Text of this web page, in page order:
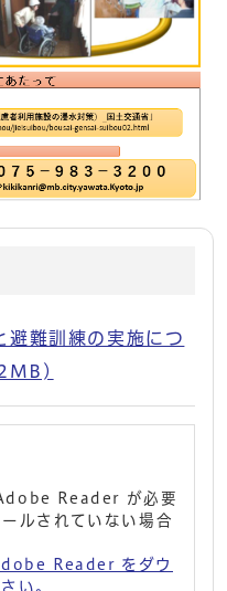
避難訓練の実施につ
Reader が必要
ルされていない場合
Reader をダウ
い。